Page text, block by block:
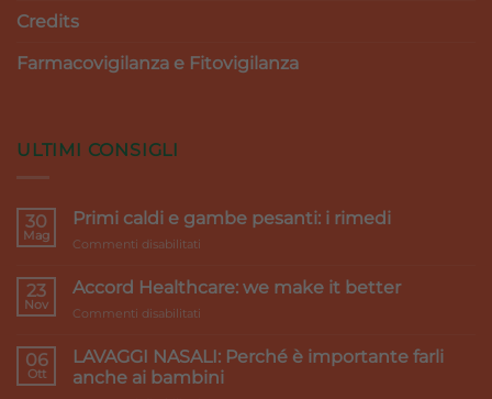
Credits
Farmacovigilanza e Fitovigilanza
ULTIMI CONSIGLI
30
Mag
Primi caldi e gambe pesanti: i rimedi
Commenti disabilitati
e
i
rimedi
23
Nov
Accord Healthcare: we make it better
Commenti disabilitati
Healthcare:
we
make
06
Ott
LAVAGGI NASALI: Perché è importante farli
anche ai bambini